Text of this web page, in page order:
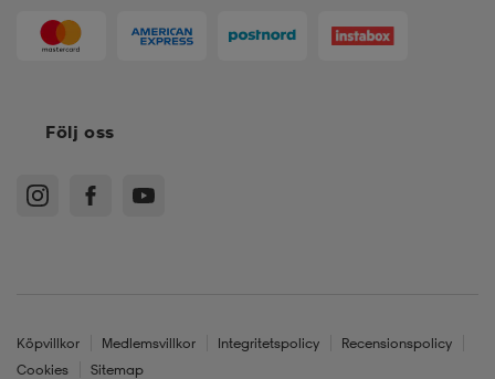
Följ oss
Köpvillkor Medlemsvillkor Integritetspolicy
Recensionspolicy
Cookies
Sitemap